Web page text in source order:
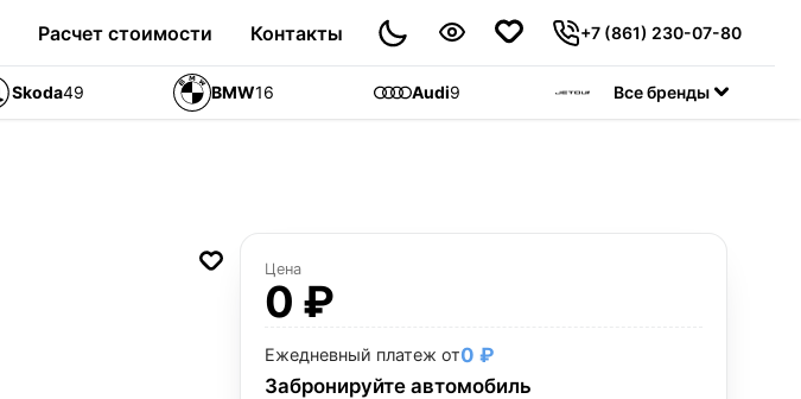
Расчет стоимости Контакты +7 (861) 230-07-80
Skoda49 BMW16 Audi9 Jetour55
Все бренды
Цена
0 ₽
Ежедневный платеж от0 ₽
Забронируйте автомобиль